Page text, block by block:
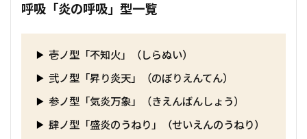
呼吸「炎の呼吸」型一覧
壱ノ型「不知火」（しらぬい）
弐ノ型「昇り炎天」（のぼりえんてん）
参ノ型「気炎万象」（きえんばんしょう）
肆ノ型「盛炎のうねり」（せいえんのうねり）